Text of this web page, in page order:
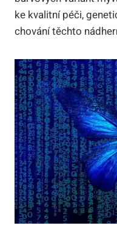
ke kvalitní péči,
chování těchto